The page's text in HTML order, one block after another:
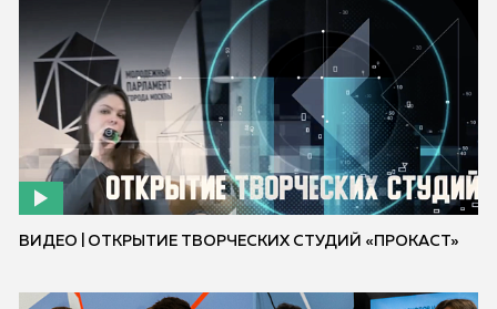
ВИДЕО | ОТКРЫТИЕ ТВОРЧЕСКИХ СТУДИЙ «ПРОКАСТ»